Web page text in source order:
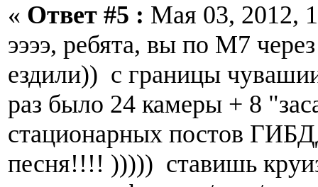
« Ответ #5 : Мая 03, 2012,
ээээ, ребята, вы по М7
ездили)) с границы
раз было 24 камеры + 8
стационарных постов
песня!!!! ))))) ставишь